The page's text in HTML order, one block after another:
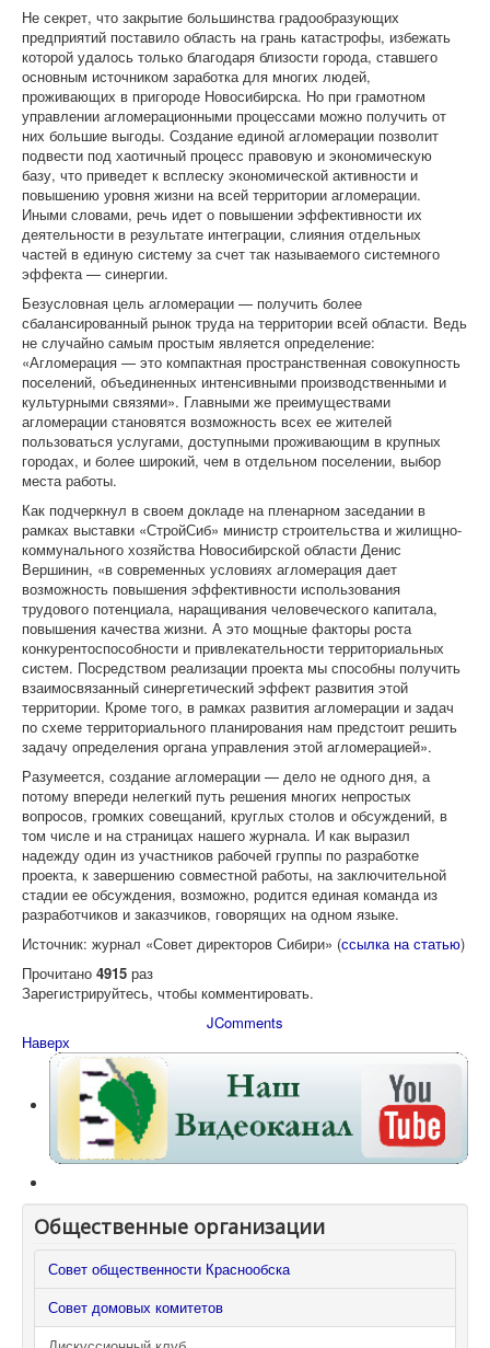
Не секрет, что закрытие большинства градообразующих
предприятий поставило область на грань катастрофы, избежать
которой удалось только благодаря близости города, ставшего
основным источником заработка для многих людей,
проживающих в пригороде Новосибирска. Но при грамотном
управлении агломерационными процессами можно получить от
них большие выгоды. Создание единой агломерации позволит
подвести под хаотичный процесс правовую и экономическую
базу, что приведет к всплеску экономической активности и
повышению уровня жизни на всей территории агломерации.
Иными словами, речь идет о повышении эффективности их
деятельности в результате интеграции, слияния отдельных
частей в единую систему за счет так называемого системного
эффекта — синергии.
Безусловная цель агломерации — получить более
сбалансированный рынок труда на территории всей области. Ведь
не случайно самым простым является определение:
«Агломерация — это компактная пространственная совокупность
поселений, объединенных интенсивными производственными и
культурными связями». Главными же преимуществами
агломерации становятся возможность всех ее жителей
пользоваться услугами, доступными проживающим в крупных
городах, и более широкий, чем в отдельном поселении, выбор
места работы.
Как подчеркнул в своем докладе на пленарном заседании в
рамках выставки «СтройСиб» министр строительства и жилищно-
коммунального хозяйства Новосибирской области Денис
Вершинин, «в современных условиях агломерация дает
возможность повышения эффективности использования
трудового потенциала, наращивания человеческого капитала,
повышения качества жизни. А это мощные факторы роста
конкурентоспособности и привлекательности территориальных
систем. Посредством реализации проекта мы способны получить
взаимосвязанный синергетический эффект развития этой
территории. Кроме того, в рамках развития агломерации и задач
по схеме территориального планирования нам предстоит решить
задачу определения органа управления этой агломерацией».
Разумеется, создание агломерации — дело не одного дня, а
потому впереди нелегкий путь решения многих непростых
вопросов, громких совещаний, круглых столов и обсуждений, в
том числе и на страницах нашего журнала. И как выразил
надежду один из участников рабочей группы по разработке
проекта, к завершению совместной работы, на заключительной
стадии ее обсуждения, возможно, родится единая команда из
разработчиков и заказчиков, говорящих на одном языке.
Источник: журнал «Совет директоров Сибири» (ссылка на статью)
Прочитано 4915 раз
Зарегистрируйтесь, чтобы комментировать.
JComments
Наверх
Общественные организации
Совет общественности Краснообска
Совет домовых комитетов